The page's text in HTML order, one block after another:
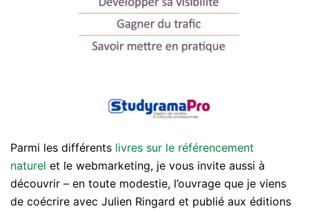
Parmi les différents livres sur le référencement
naturel et le webmarketing, je vous invite aussi à
découvrir – en toute modestie, l’ouvrage que je viens
de coécrire avec Julien Ringard et publié aux éditions